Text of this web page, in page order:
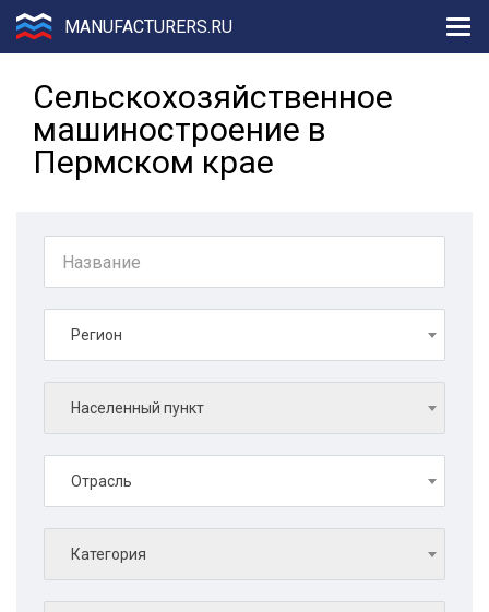
MANUFACTURERS.RU
Сельскохозяйственное
машиностроение в
Пермском крае
Регион
Населенный пункт
Отрасль
Категория